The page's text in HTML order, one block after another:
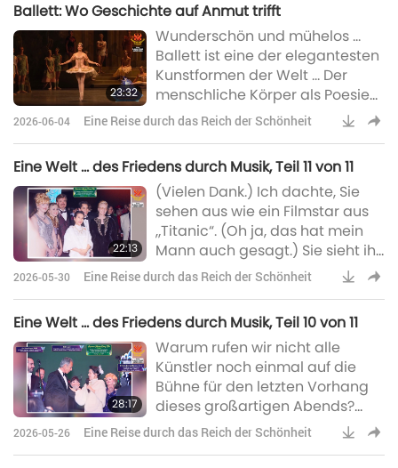
unvergessliche Atmosphäre und
die tief empfundenen
Emotionen der Veranstaltung
weiterhin tief in allen
Anwesenden nach. Tausende
Zuschauer waren nicht nur von
Ballett: Wo Geschichte auf Anmut trifft
23:32
Wunderschön und mühelos …
Ballett ist eine der elegantesten
Kunstformen der Welt … Der
menschliche Körper als Poesie
in Bewegung…
2026-06-04 Eine Reise durch das Reich der Schönheit
Eine Welt … des Friedens durch Musik, Teil 11 von 11
22:13
(Vielen Dank.) Ich dachte, Sie
sehen aus wie ein Filmstar aus
„Titanic“. (Oh ja, das hat mein
Mann auch gesagt.) Sie sieht ihr
ähnlich. Sie sieht ihr wirklich
ähnlich. (Kate Winslet.) (Da
Nein, die Titanic, diejenige ...
(Ja.) (Oh!)
2026-05-30 Eine Reise durch das Reich der Schönheit
Eine Welt … des Friedens durch Musik, Teil 10 von 11
28:17
Warum rufen wir nicht alle
Künstler noch einmal auf die
Bühne für den letzten Vorhang
dieses großartigen Abends?
(Die besten Künstler sind all
diese Leute hier. Sie waren alle
2026-05-26 Eine Reise durch das Reich der Schönheit